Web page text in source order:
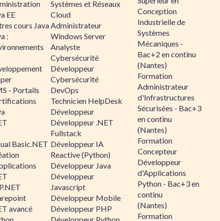
EE
cours Java
:
- Portails
Basic.NET
avancé
Systèmes et Réseaux
Cloud
Administrateur
Windows Server
Analyste
Cybersécurité
Développeur
Cybersécurité
DevOps
Technicien HelpDesk
Développeur
Développeur .NET
Fullstack
Développeur IA
Reactive (Python)
Développeur Java
Développeur
Javascript
Développeur Mobile
Développeur PHP
Conception
Industrielle de
Systèmes
Mécaniques -
Bac+2 en continu
(Nantes)
Formation
Administrateur
d'Infrastructures
Sécurisées - Bac+3
en continu
(Nantes)
Formation
Concepteur
Développeur
d'Applications
Python - Bac+3 en
continu
(Nantes)
Formation